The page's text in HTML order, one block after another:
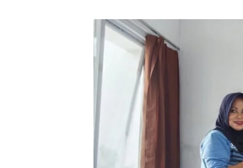
Perkuat
Iman
Mualaf
Baznas